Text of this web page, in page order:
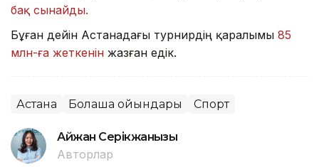
бақ сынайды.
Бұған дейін Астанадағы турнирдің қаралымы 85
млн-ға жеткенін жазған едік.
Астана Болашақ ойындары Спорт
Айжан Серікжанқызы
Авторлар